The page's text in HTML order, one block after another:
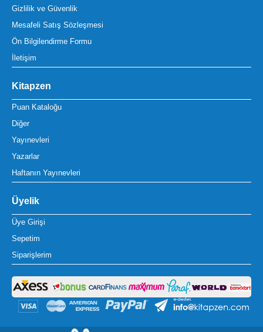
Gizlilik ve Güvenlik
Mesafeli Satış Sözleşmesi
Ön Bilgilendirme Formu
İletişim
Kitapzen
Puan Kataloğu
Diğer
Yayınevleri
Yazarlar
Haftanın Yayınevleri
Üyelik
Üye Girişi
Sepetim
Siparişlerim